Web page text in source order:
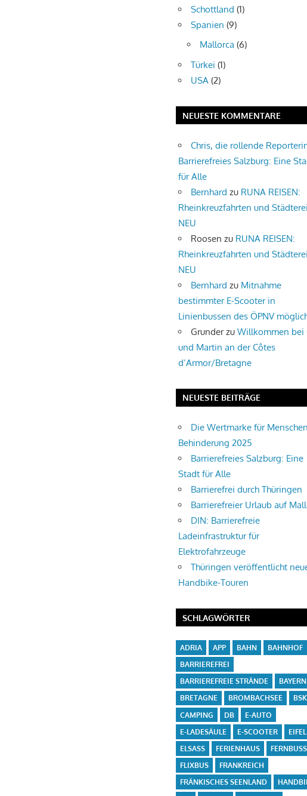
Schottland (1)
Spanien (9)
Mallorca (6)
Türkei (1)
USA (2)
NEUESTE KOMMENTARE
Chris, die rollende
Barrierefreies Salzburg: Eine
für Alle
Bernhard zu RUNA REISEN:
Rheinkreuzfahrten und
NEU
Roosen zu RUNA REISEN:
Rheinkreuzfahrten und
NEU
Bernhard zu Mitnahme
bestimmter E-Scooter in
Linienbussen des ÖPNV
GrunderzuWillkommen bei
und Martin an der Côtes
d’Armor/Bretagne
NEUESTE BEITRÄGE
Die Wertmarke für
Behinderung 2025
Barrierefreies Salzburg: Eine
Stadt für Alle
Barrierefrei durch Thüringen
Barrierefreier Urlaub auf
DIN: Barrierefreie
Ladeinfrastruktur für
Elektrofahrzeuge
Thüringen veröffentlicht
Handbike-Touren
SCHLAGWÖRTER
ADRIA APP BAHN
BAHNHOF
BARRIEREFREI
BARRIEREFREIE STRÄNDE
BAYERN
BRETAGNE
BROMBACHSEE
BSK
CAMPING
DB
E-AUTO
E-LADESÄULE
E-SCOOTER
EIFEL
ELSASS
FERIENHAUS
FLIXBUS
FRANKREICH
FRÄNKISCHES SEENLAND